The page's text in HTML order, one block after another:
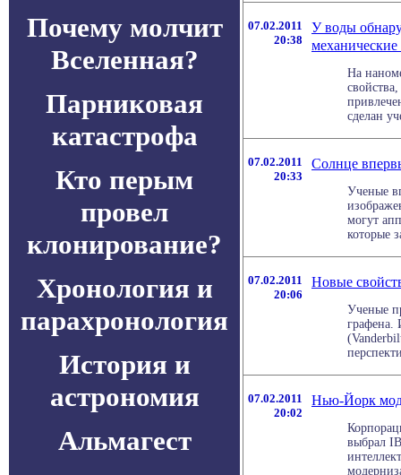
Почему молчит
Вселенная?
Парниковая
катастрофа
Кто перым
провел
клонирование?
Хронология и
парахронология
История и
астрономия
Альмагест
07.02.2011
20:38
У воды
механические
На
сделан
07.02.2011
20:33
Солнце
Ученые
могут
которые
07.02.2011
20:06
Новые
Ученые
графена.
07.02.2011
20:02
Нью-Йорк
выбрал